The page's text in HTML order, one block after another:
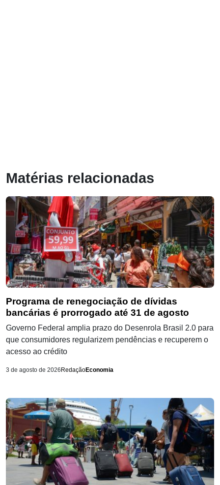
Matérias relacionadas
Programa de renegociação de dívidas
bancárias é prorrogado até 31 de agosto
Governo Federal amplia prazo do Desenrola Brasil 2.0 para
que consumidores regularizem pendências e recuperem o
acesso ao crédito
3 de agosto de 2026 RedaçãoEconomia